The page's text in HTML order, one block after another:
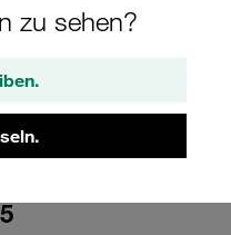
zu sehen?
Ø16mm Schwere